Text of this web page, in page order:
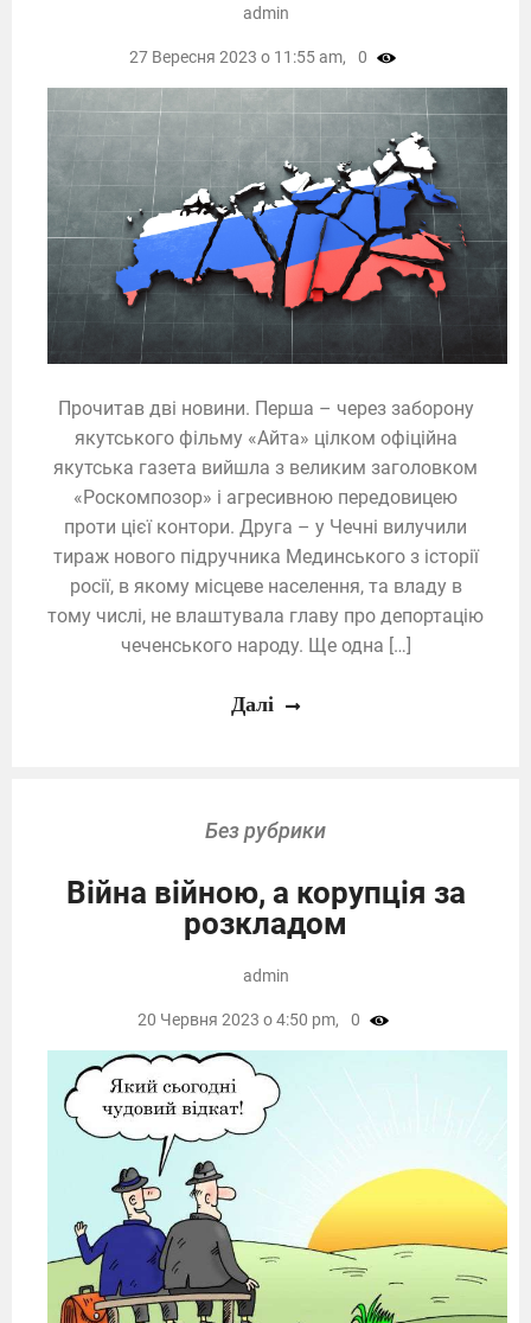
Прочитав дві новини. Перша – через заборону
якутського фільму «Айта» цілком офіційна
якутська газета вийшла з великим заголовком
«Роскомпозор» і агресивною передовицею
проти цієї контори. Друга – у Чечні вилучили
тираж нового підручника Мединського з історії
росії, в якому місцеве населення, та владу в
тому числі, не влаштувала главу про депортацію
чеченського народу. Ще одна […]
admin
27 Вересня 2023 о 11:55 am, 0
Далі
Без рубрики
Війна війною, а корупція за
розкладом
admin
20 Червня 2023 о 4:50 pm, 0